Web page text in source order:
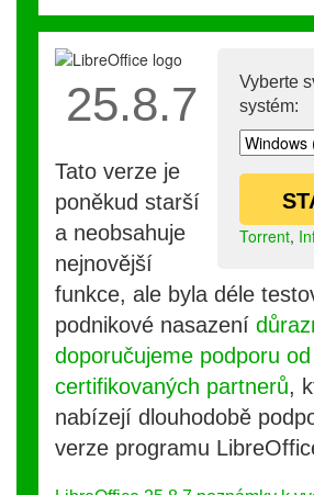
Vyberte
systém:
Torrent,
25.8.7
Tato verze je
poněkud starší
a neobsahuje
nejnovější
funkce, ale byla déle
podnikové nasazení
doporučujeme podporu od
certifikovaných partnerů,
nabízejí dlouhodobě
verze programu